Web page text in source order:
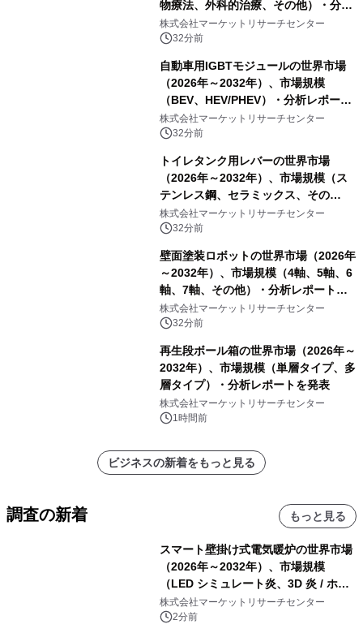
物療法、外科的治療、その他）・分析
レポートを発表
株式会社マーケットリサーチセンター
32分前
自動車用IGBTモジュールの世界市場
（2026年～2032年）、市場規模
（BEV、HEV/PHEV）・分析レポート
を発表
株式会社マーケットリサーチセンター
32分前
トイレタンク用レバーの世界市場
（2026年～2032年）、市場規模（ス
テンレス鋼、セラミックス、その
他）・分析レポートを発表
株式会社マーケットリサーチセンター
32分前
壁面塗装ロボットの世界市場（2026年
～2032年）、市場規模（4軸、5軸、6
軸、7軸、その他）・分析レポートを
発表
株式会社マーケットリサーチセンター
32分前
再生段ボール箱の世界市場（2026年～
2032年）、市場規模（単層タイプ、多
層タイプ）・分析レポートを発表
株式会社マーケットリサーチセンター
1時間前
ビジネスの新着をもっと見る
調査の新着 もっと見る
スマート壁掛け式電気暖炉の世界市場
（2026年～2032年）、市場規模
（LED シミュレート炎、3D 炎 / ホロ
グラフィック効果、水ミスト炎）・分
析レポートを発表
株式会社マーケットリサーチセンター
2分前